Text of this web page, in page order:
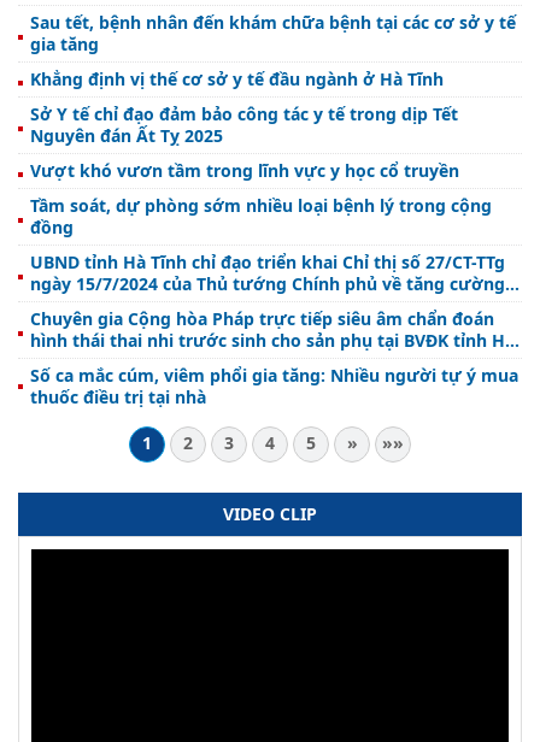
Sau tết, bệnh nhân đến khám chữa bệnh tại các cơ sở y tế
gia tăng
Khẳng định vị thế cơ sở y tế đầu ngành ở Hà Tĩnh
Sở Y tế chỉ đạo đảm bảo công tác y tế trong dịp Tết
Nguyên đán Ất Tỵ 2025
Vượt khó vươn tầm trong lĩnh vực y học cổ truyền
Tầm soát, dự phòng sớm nhiều loại bệnh lý trong cộng
đồng
UBND tỉnh Hà Tĩnh chỉ đạo triển khai Chỉ thị số 27/CT-TTg
ngày 15/7/2024 của Thủ tướng Chính phủ về tăng cường
công tác dân số trong tình hình mới
Chuyên gia Cộng hòa Pháp trực tiếp siêu âm chẩn đoán
hình thái thai nhi trước sinh cho sản phụ tại BVĐK tỉnh Hà
Tĩnh
Số ca mắc cúm, viêm phổi gia tăng: Nhiều người tự ý mua
thuốc điều trị tại nhà
1
2 3 4 5 » »»
VIDEO CLIP